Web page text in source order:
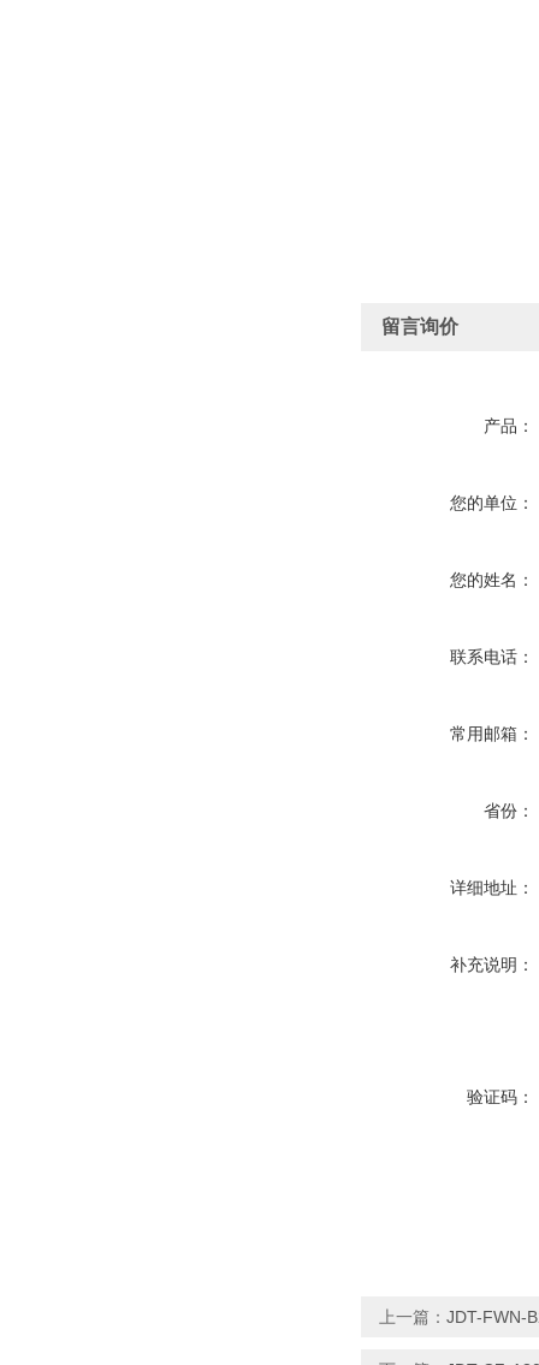
留言询价
产品：
您的单位：
您的姓名：
联系电话：
常用邮箱：
省份：
详细地址：
补充说明：
验证码：
上一篇： JDT-FWN-